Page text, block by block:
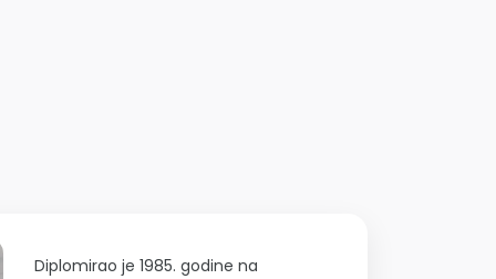
Diplomirao je 1985. godine na